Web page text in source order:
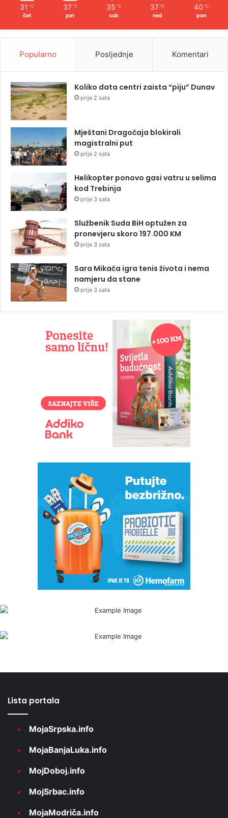
31 ℃
čet
37 ℃
pet
35 ℃
sub
37 ℃
ned
40 ℃
pon
Popularno Posljednje Komentari
Koliko data centri zaista “piju” Dunav
prije 2 sata
Mještani Dragočaja blokirali
magistralni put
prije 2 sata
Helikopter ponovo gasi vatru u selima
kod Trebinja
prije 3 sata
Službenik Suda BiH optužen za
pronevjeru skoro 197.000 KM
prije 3 sata
Sara Mikača igra tenis života i nema
namjeru da stane
prije 3 sata
Lista portala
MojaSrpska.info
MojaBanjaLuka.info
MojDoboj.info
MojSrbac.info
MojaModriča.info